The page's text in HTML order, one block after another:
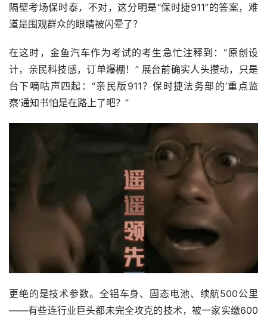
隔壁考场保时泰，不对，这分明是“保时捷911”的答案，难
道是围观群众的眼睛被闪晕了？
在这时，金鱼汽车作为考试的考生急忙注释到：“原创设
计，亲民科技感，订单爆棚！” 展台前确实人头攒动，只是
台下嘀咕声四起：“亲民版911？保时捷法务部的‘重点监
察’通知书怕是在路上了吧？”
更绝的是技术参数。全铝车身、固态电池、续航500公里
——有些连行业巨头都未完全攻克的技术，被一家实缴600